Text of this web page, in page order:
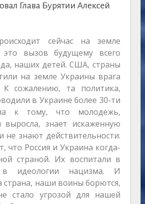
Глава Бурятии Алексей
сейчас на земле
вызов будущему всего
наших детей. США, страны
на земле Украины врага
К сожалению, та политика,
в Украине более 30-ти
к тому, что молодежь,
выросла, знает искаженную
не знают действительности.
что Россия и Украина когда-
страной. Их воспитали в
в идеологии нацизма. И
страна, наши воины борются,
стало угрозой для нашей